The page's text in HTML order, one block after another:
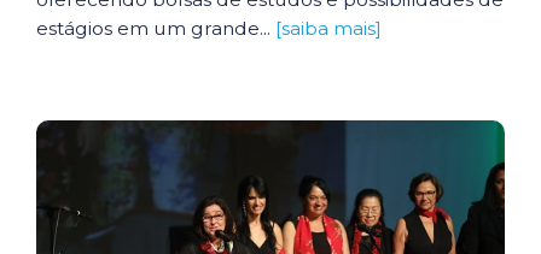
estágios em um grande... [saiba mais]